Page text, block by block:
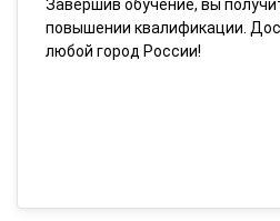
Завершив обучение, вы
повышении квалификации.
любой город России!